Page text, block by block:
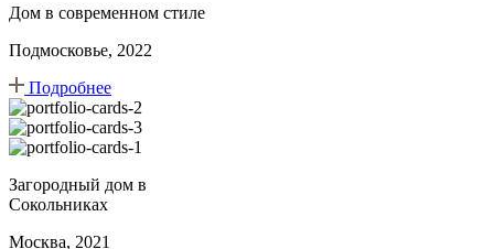
Дом в современном стиле
Подмосковье, 2022
Подробнее
Загородный дом в
Сокольниках
Москва, 2021